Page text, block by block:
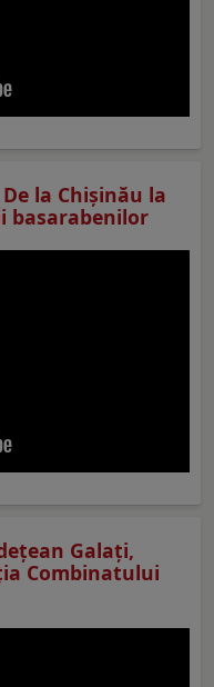
la Chișinău la
basarabenilor
Galaţi,
Combinatului